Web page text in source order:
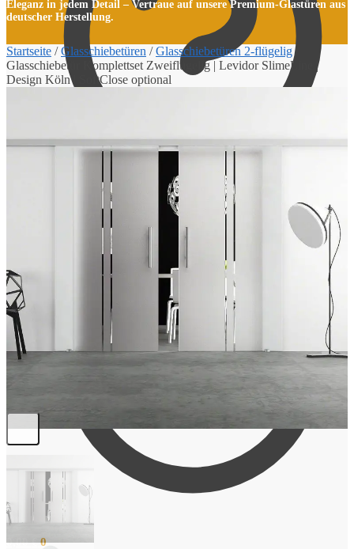
0,00€ 0
Eleganz in jedem Detail – Vertraue auf unsere Premium-Glastüren aus
deutscher Herstellung.
Startseite /Glasschiebetüren /Glasschiebetüren 2-flügelig/
Glasschiebetür Komplettset Zweiflügelig | Levidor SlimeLine |
Design Köln | SoftClose optional